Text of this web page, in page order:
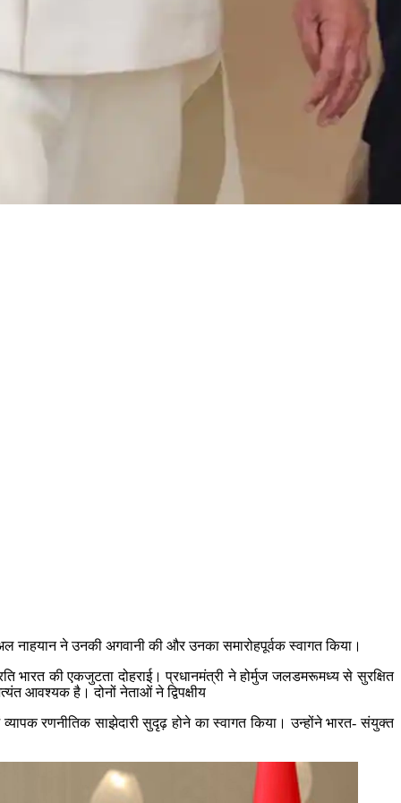
नाहयान ने उनकी अगवानी की और उनका समारोहपूर्वक स्‍वागत किया।
भारत की एकजुटता दोहराई। प्रधानमंत्री ने होर्मुज जलडमरूमध्य से सुरक्षित
आवश्‍यक है। दोनों नेताओं ने द्विपक्षीय
रणनीतिक साझेदारी सुदृढ़ होने का स्वागत किया। उन्होंने भारत- संयुक्त